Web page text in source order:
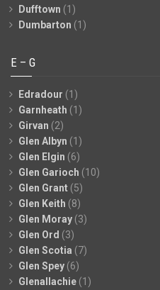
Dufftown (1)
Dumbarton (1)
E – G
Edradour (1)
Garnheath (1)
Girvan (2)
Glen Albyn (1)
Glen Elgin (6)
Glen Garioch (10)
Glen Grant (5)
Glen Keith (8)
Glen Moray (3)
Glen Ord (3)
Glen Scotia (7)
Glen Spey (6)
Glenallachie (1)